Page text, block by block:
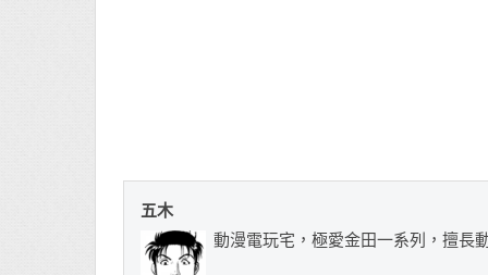
五木
動漫電玩宅，極愛金田一系列，擅長